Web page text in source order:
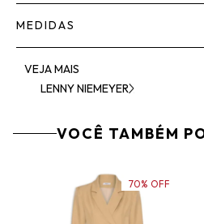
MEDIDAS
VEJA MAIS
LENNY NIEMEYER
VOCÊ TAMBÉM
70% OFF